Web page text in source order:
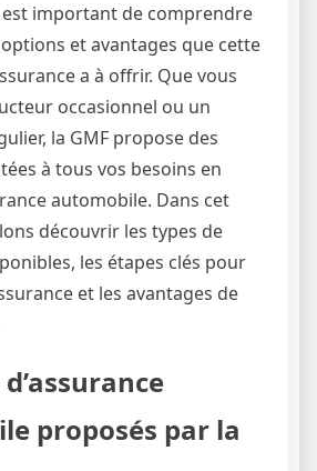
est important de comprendre
et avantages que cette
a à offrir. Que vous
occasionnel ou un
la GMF propose des
à tous vos besoins en
automobile. Dans cet
découvrir les types de
les étapes clés pour
et les avantages de
proposés par la